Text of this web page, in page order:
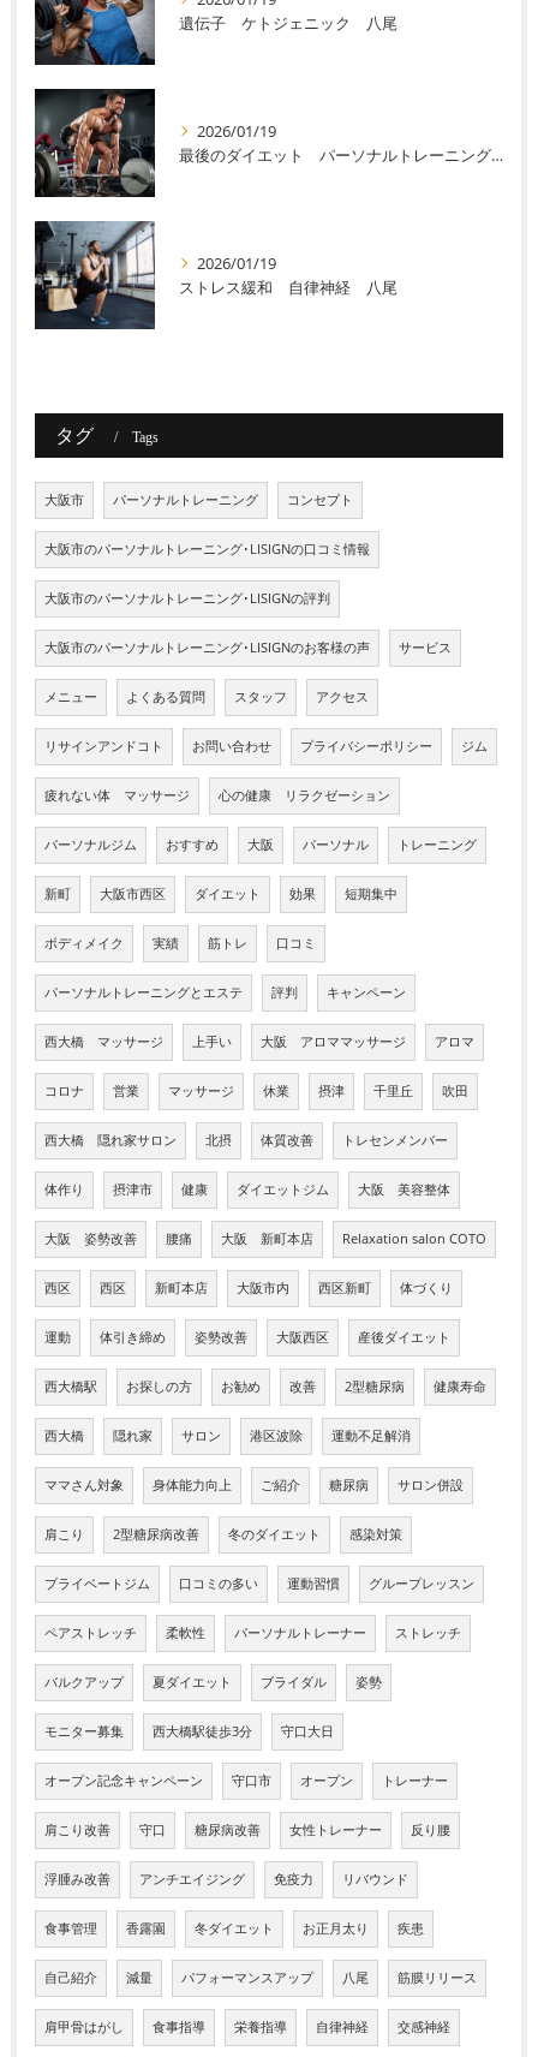
遺伝子 ケトジェニック 八尾
2026/01/19
最後のダイエット パーソナルトレーニング 八尾
2026/01/19
ストレス緩和 自律神経 八尾
タグ Tags
大阪市 パーソナルトレーニング コンセプト
大阪市のパーソナルトレーニング･LISIGNの口コミ情報
大阪市のパーソナルトレーニング･LISIGNの評判
大阪市のパーソナルトレーニング･LISIGNのお客様の声 サービス
メニュー よくある質問 スタッフ アクセス
リサインアンドコト お問い合わせ プライバシーポリシー ジム
疲れない体 マッサージ 心の健康 リラクゼーション
パーソナルジム おすすめ 大阪 パーソナル トレーニング
新町 大阪市西区 ダイエット 効果 短期集中
ボディメイク 実績 筋トレ 口コミ
パーソナルトレーニングとエステ 評判 キャンペーン
西大橋 マッサージ 上手い 大阪 アロママッサージ アロマ
コロナ 営業 マッサージ 休業 摂津 千里丘 吹田
西大橋 隠れ家サロン 北摂 体質改善 トレセンメンバー
体作り 摂津市 健康 ダイエットジム 大阪 美容整体
大阪 姿勢改善 腰痛 大阪 新町本店 Relaxation salon COTO
西区 西区 新町本店 大阪市内 西区新町 体づくり
運動 体引き締め 姿勢改善 大阪西区 産後ダイエット
西大橋駅 お探しの方 お勧め 改善 2型糖尿病 健康寿命
西大橋 隠れ家 サロン 港区波除 運動不足解消
ママさん対象 身体能力向上 ご紹介 糖尿病 サロン併設
肩こり 2型糖尿病改善 冬のダイエット 感染対策
プライベートジム 口コミの多い 運動習慣 グループレッスン
ペアストレッチ 柔軟性 パーソナルトレーナー ストレッチ
バルクアップ 夏ダイエット ブライダル 姿勢
モニター募集 西大橋駅徒歩3分 守口大日
オープン記念キャンペーン 守口市 オープン トレーナー
肩こり改善 守口 糖尿病改善 女性トレーナー 反り腰
浮腫み改善 アンチエイジング 免疫力 リバウンド
食事管理 香露園 冬ダイエット お正月太り 疾患
自己紹介 減量 パフォーマンスアップ 八尾 筋膜リリース
肩甲骨はがし 食事指導 栄養指導 自律神経 交感神経